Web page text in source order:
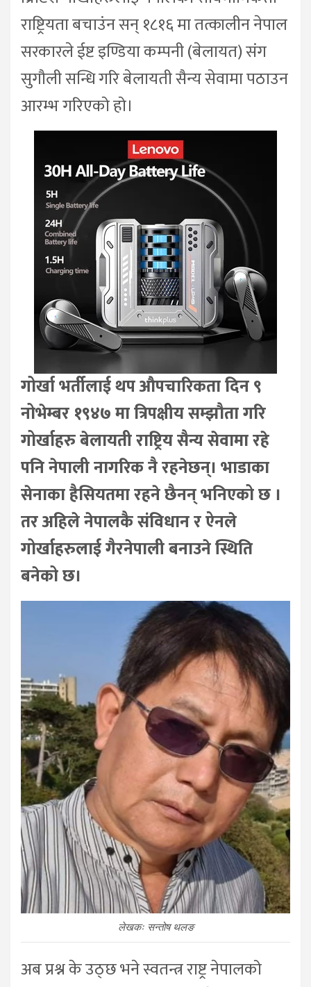
राष्ट्रियता बचाउंन सन् १८१६ मा तत्कालीन नेपाल
सरकारले ईष्ट इण्डिया कम्पनी (बेलायत) संग
सुगौली सन्धि गरि बेलायती सैन्य सेवामा पठाउन
आरम्भ गरिएको हो।
गोर्खा भर्तीलाई थप औपचारिकता दिन ९
नोभेम्बर १९४७ मा त्रिपक्षीय सम्झौता गरि
गोर्खाहरु बेलायती राष्ट्रिय सैन्य सेवामा रहे
पनि नेपाली नागरिक नै रहनेछन्। भाडाका
सेनाका हैसियतमा रहने छैनन् भनिएको छ ।
तर अहिले नेपालकै संविधान र ऐनले
गोर्खाहरुलाई गैरनेपाली बनाउने स्थिति
बनेको छ।
लेखकः सन्तोष थलङ
अब प्रश्न के उठ्छ भने स्वतन्त्र राष्ट्र नेपालको